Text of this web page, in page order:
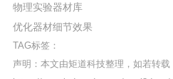
物理实验器材库
优化器材细节效果
TAG标签：
声明：本文由矩道科技整理，如若转载